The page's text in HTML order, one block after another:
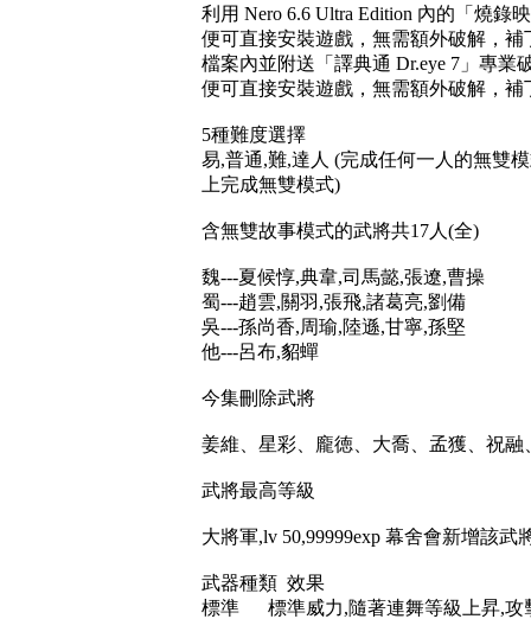
利用 Nero 6.6 Ultra Edition 內的「燒
便可直接安裝遊戲，無需額外破解，
檔案內並附送「譯典通 Dr.eye 7」專
便可直接安裝遊戲，無需額外破解，
5種難度選擇
易,普通,難,達人 (完成任何一人的無雙
上完成無雙模式)
含無雙故事模式的武將共17人(全)
魏---夏候惇,典韋,司馬懿,張遼,曹操
蜀---趙雲,關羽,張飛,諸葛亮,劉備
吳---孫尚香,周瑜,陸遜,甘寧,孫堅
他---呂布,貂蟬
今集刪除武將
姜維、星彩、龐徳、大喬、孟獲、祝融
武將最高等級
大將軍,lv 50,99999exp 幕舍會新增該武
武器種類 效果
標準 標準威力,隨著連舞等級上昇,攻